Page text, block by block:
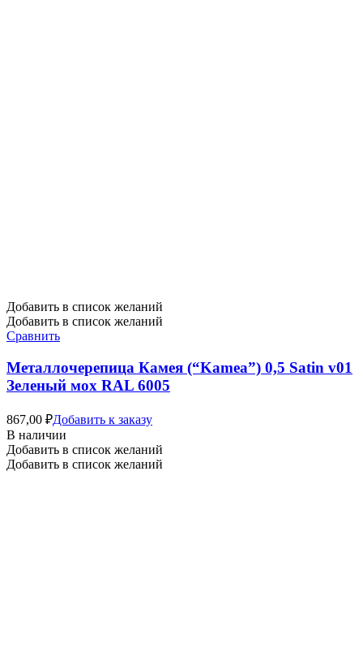
Добавить в список желаний
Добавить в список желаний
Сравнить
Металлочерепица Камея (“Kamea”) 0,5 Satin v01
Зеленый мох RAL 6005
867,00 ₽Добавить к заказу
В наличии
Добавить в список желаний
Добавить в список желаний